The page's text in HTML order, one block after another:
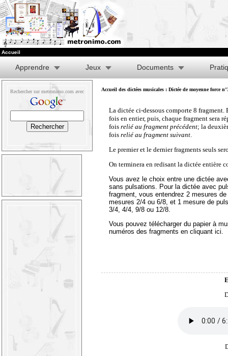
Accueil
Apprendre Jeux Documents
Rechercher sur metronimo.com avec Accueil des dictées musicales : Dictée de moyenne force
La dictée ci-dessous comporte 8 fragment.
fois en entier, puis, chaque fragment sera
fois relié au fragment précédent; la
fois relié au fragment suivant.
Le premier et le dernier fragments seuls
On terminera en redisant la dictée entière
Vous avez le choix entre une dictée
sans pulsations. Pour la dictée avec
fragment, vous entendrez 2 mesures
mesures 2/4 ou 6/8, et 1 mesure de
3/4, 4/4, 9/8 ou 12/8.
Vous pouvez télécharger du papier à
numéros des fragments en cliquant ici.